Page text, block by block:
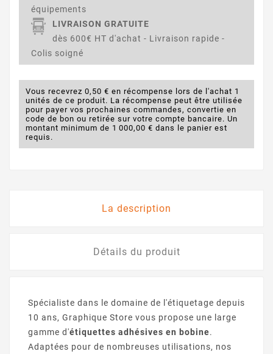
équipements
LIVRAISON GRATUITE
dès 600€ HT d'achat - Livraison rapide -
Colis soigné
Vous recevrez 0,50 € en récompense lors de l'achat 1
unités de ce produit. La récompense peut être utilisée
pour payer vos prochaines commandes, convertie en
code de bon ou retirée sur votre compte bancaire. Un
montant minimum de 1 000,00 € dans le panier est
requis.
La description
Détails du produit
Spécialiste dans le domaine de l'étiquetage depuis
10 ans, Graphique Store vous propose une large
gamme d'étiquettes adhésives en bobine.
Adaptées pour de nombreuses utilisations, nos